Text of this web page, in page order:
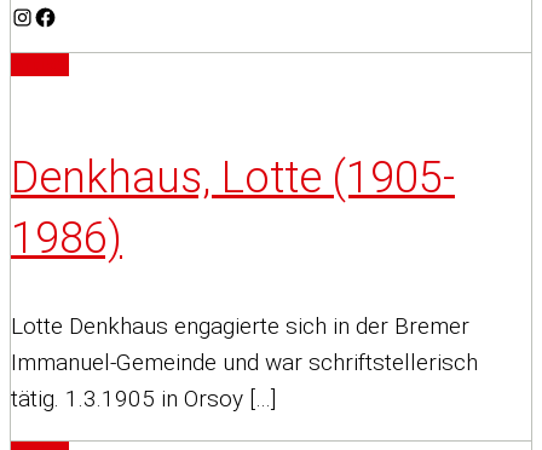
Instagram
Facebook
Denkhaus, Lotte (1905-
1986)
Lotte Denkhaus engagierte sich in der Bremer
Immanuel-Gemeinde und war schriftstellerisch
tätig. 1.3.1905 in Orsoy […]